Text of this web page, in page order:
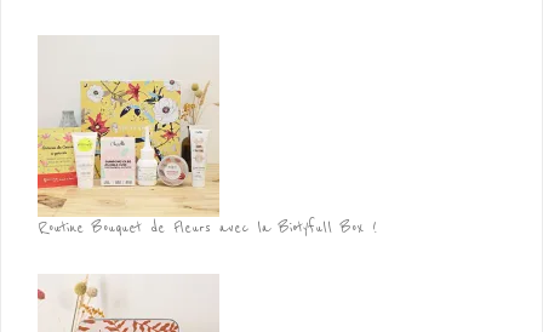
Routine Bouquet de Fleurs avec la Biotyfull Box !